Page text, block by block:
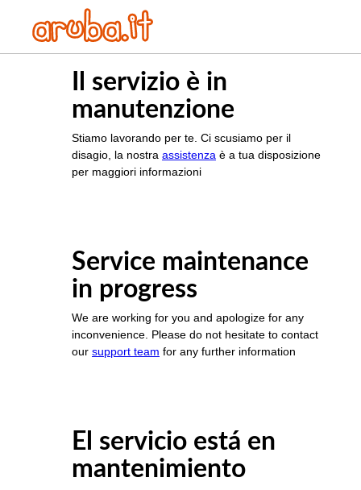
Il servizio è in
manutenzione
Stiamo lavorando per te. Ci scusiamo per il
disagio, la nostra assistenza è a tua disposizione
per maggiori informazioni
Service maintenance
in progress
We are working for you and apologize for any
inconvenience. Please do not hesitate to contact
our support team for any further information
El servicio está en
mantenimiento